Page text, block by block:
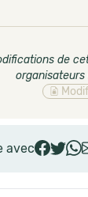
de
avec